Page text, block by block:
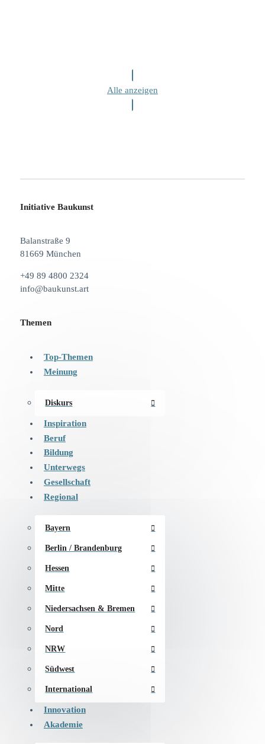
Alle anzeigen
Initiative Baukunst
Balanstraße 9
81669 München
+49 89 4800 2324
info@baukunst.art
Themen
Top-Themen
Meinung
Diskurs
Inspiration
Beruf
Bildung
Unterwegs
Gesellschaft
Regional
Bayern
Berlin / Brandenburg
Hessen
Mitte
Niedersachsen & Bremen
Nord
NRW
Südwest
International
Innovation
Akademie